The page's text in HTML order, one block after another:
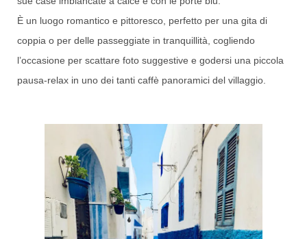
È un luogo romantico e pittoresco, perfetto per una gita di
coppia o per delle passeggiate in tranquillità, cogliendo
l’occasione per scattare foto suggestive e godersi una piccola
pausa-relax in uno dei tanti caffè panoramici del villaggio.